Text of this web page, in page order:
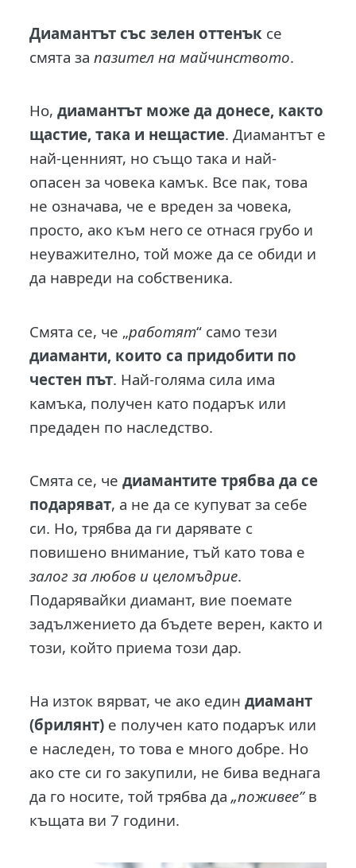
Диамантът със зелен оттенък се
смята запазител на майчинството.
Но,диамантът може да донесе, както
щастие, така и нещастие. Диамантът е
най-ценният, но също така и най-
опасен за човека камък. Все пак, това
не означава, че е вреден за човека,
просто, ако към него се отнася грубо и
неуважително, той може да се обиди и
да навреди на собственика.
Смята се, че „работят“ само тези
диаманти, които са придобити по
честен път. Най-голяма сила има
камъка, получен като подарък или
предаден по наследство.
Смята се, чедиамантите трябва да се
подаряват, а не да се купуват за себе
си. Но, трябва да ги дарявате с
повишено внимание, тъй като това е
залог за любов и целомъдрие.
Подарявайки диамант, вие поемате
задължението да бъдете верен, както и
този, който приема този дар.
На изток вярват, че ако единдиамант
(брилянт) е получен като подарък или
е наследен, то това е много добре. Но
ако сте си го закупили, не бива веднага
да го носите, той трябва да„поживее”в
къщата ви 7 години.